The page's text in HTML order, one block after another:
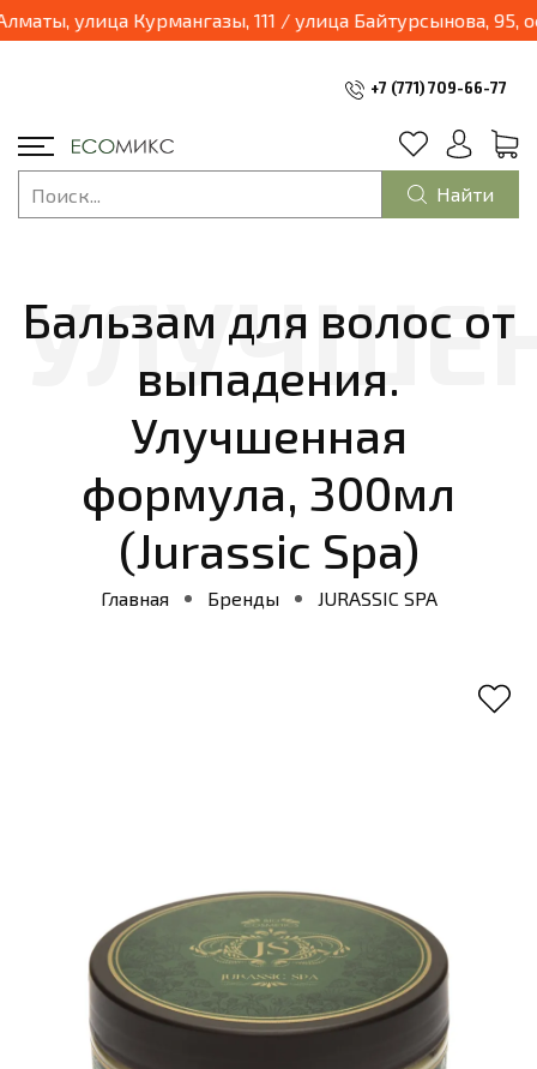
03.04.2025 наш магазин переходит в формат шоурум и будет находиться по адресу: г.Алматы, улица
+7 (771) 709-66-77
Найти
Бальзам для волос от
выпадения.
Улучшенная
формула, 300мл
(Jurassic Spa)
Главная Бренды JURASSIC SPA